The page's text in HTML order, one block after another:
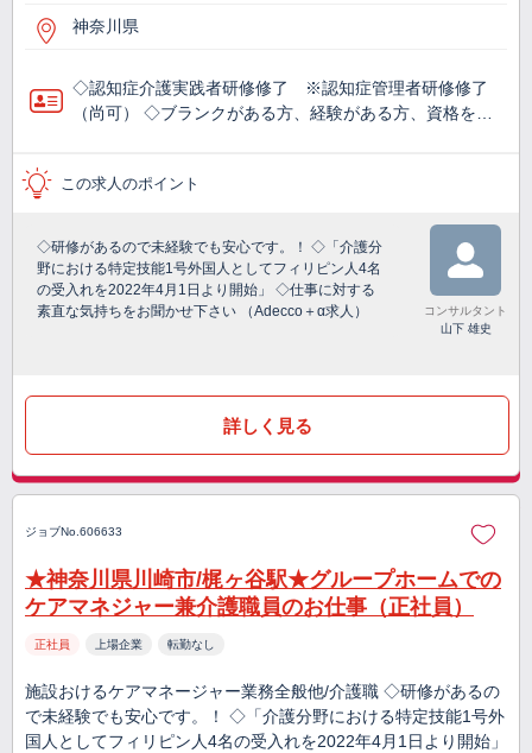
神奈川県
◇認知症介護実践者研修修了 ※認知症管理者研修修了
（尚可） ◇ブランクがある方、経験がある方、資格を…
この求人のポイント
◇研修があるので未経験でも安心です。！ ◇「介護分
野における特定技能1号外国人としてフィリピン人4名
の受入れを2022年4月1日より開始」 ◇仕事に対する
素直な気持ちをお聞かせ下さい （Adecco＋α求人）
コンサルタント
山下 雄史
詳しく見る
ジョブNo.606633
★神奈川県川崎市/梶ヶ谷駅★グループホームでの
ケアマネジャー兼介護職員のお仕事（正社員）
正社員 上場企業 転勤なし
施設おけるケアマネージャー業務全般他/介護職 ◇研修があるの
で未経験でも安心です。！ ◇「介護分野における特定技能1号外
国人としてフィリピン人4名の受入れを2022年4月1日より開始」